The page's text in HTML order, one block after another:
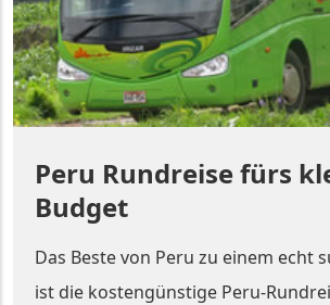
Peru Rundreise fürs
Budget
Das Beste von Peru zu einem echt
ist die kostengünstige Peru-